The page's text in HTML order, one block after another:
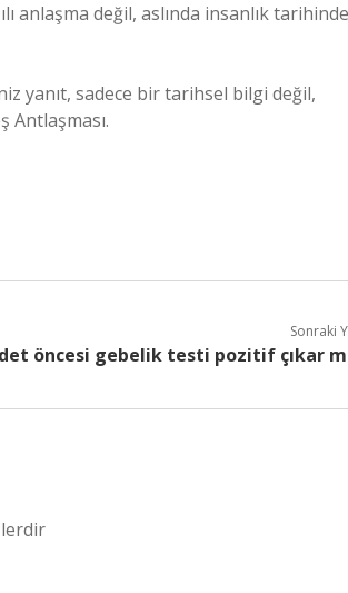
anlaşma değil, aslında insanlık
yanıt, sadece bir tarihsel bilgi değil,
Antlaşması.
Sonraki
öncesi gebelik testi pozitif çıkar